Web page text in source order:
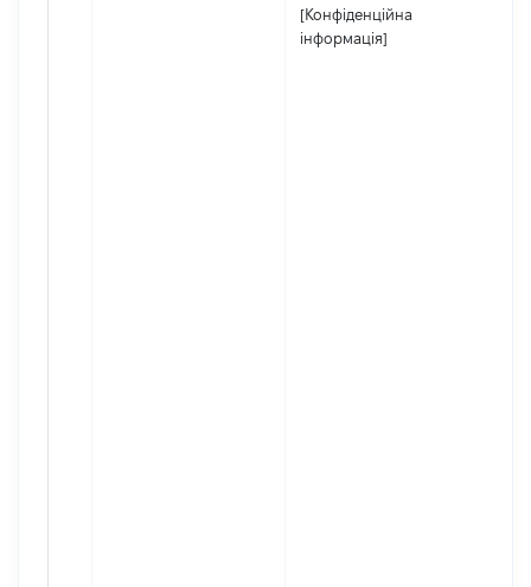
[Конфіденційна
інформація]